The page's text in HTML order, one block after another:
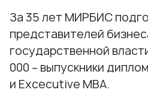
За 35 лет МИРБИС
представителей
государственной
000 – выпускники
и Excecutive МВА.